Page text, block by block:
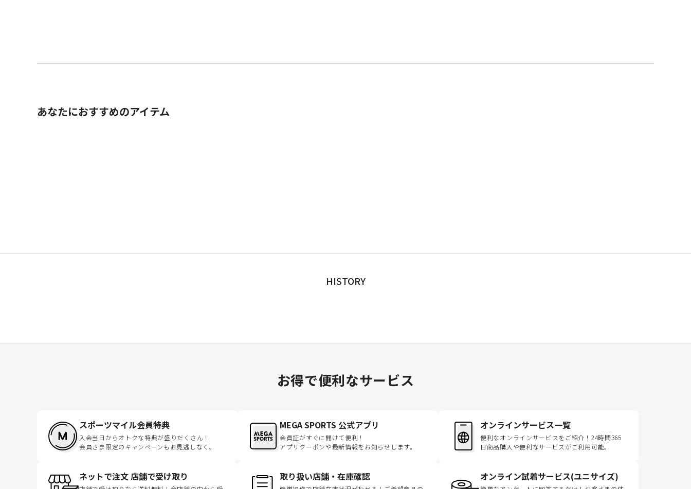
あなたにおすすめのアイテム
HISTORY
お得で便利なサービス
スポーツマイル会員特典
入会当日からオトクな特典が盛りだくさん！
会員さま限定のキャンペーンもお見逃しなく。
MEGA SPORTS 公式アプリ
会員証がすぐに開けて便利！
アプリクーポンや最新情報をお知らせします。
オンラインサービス一覧
便利なオンラインサービスをご紹介！24時間365
日商品購入や便利なサービスがご利用可能。
ネットで注文 店舗で受け取り 取り扱い店舗・在庫確認 オンライン試着サービス(ユニサイズ)